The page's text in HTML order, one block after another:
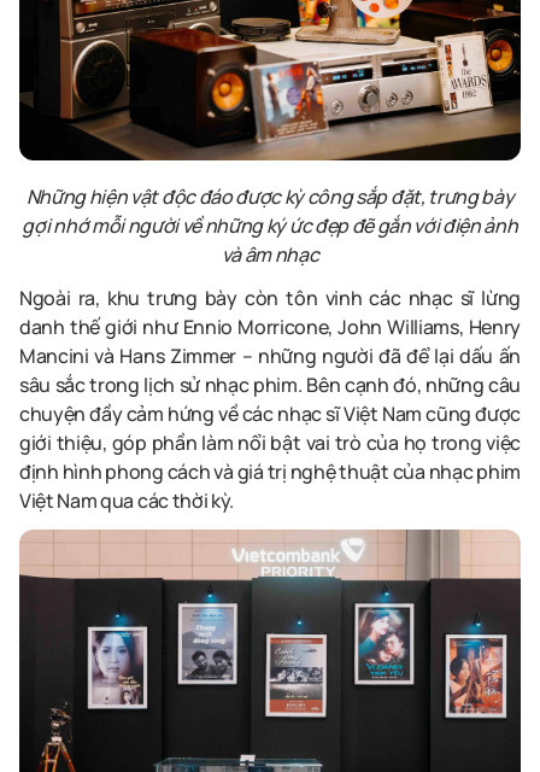
Những hiện vật độc đáo được kỳ công sắp đặt, trưng bày
gợi nhớ mỗi người về những ký ức đẹp đẽ gắn với điện ảnh
và âm nhạc
Ngoài ra, khu trưng bày còn tôn vinh các nhạc sĩ lừng
danh thế giới như Ennio Morricone, John Williams, Henry
Mancini và Hans Zimmer – những người đã để lại dấu ấn
sâu sắc trong lịch sử nhạc phim. Bên cạnh đó, những câu
chuyện đầy cảm hứng về các nhạc sĩ Việt Nam cũng được
giới thiệu, góp phần làm nổi bật vai trò của họ trong việc
định hình phong cách và giá trị nghệ thuật của nhạc phim
Việt Nam qua các thời kỳ.